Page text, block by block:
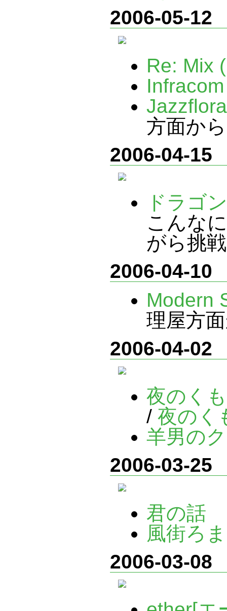
2006-05-12
Re: Mix
方面から
2006-04-15
ドラゴ
こんな
がら挑
2006-04-10
Modern
理屋方
2006-04-02
夜のく
/ 夜のく
羊男の
2006-03-25
君の話
風街ろ
2006-03-08